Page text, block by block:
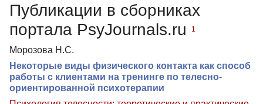
Публикации в сборниках
портала PsyJournals.ru
1
Морозова Н.С.
Некоторые виды физического контакта как способ
работы с клиентами на тренинге по телесно-
ориентированной психотерапии